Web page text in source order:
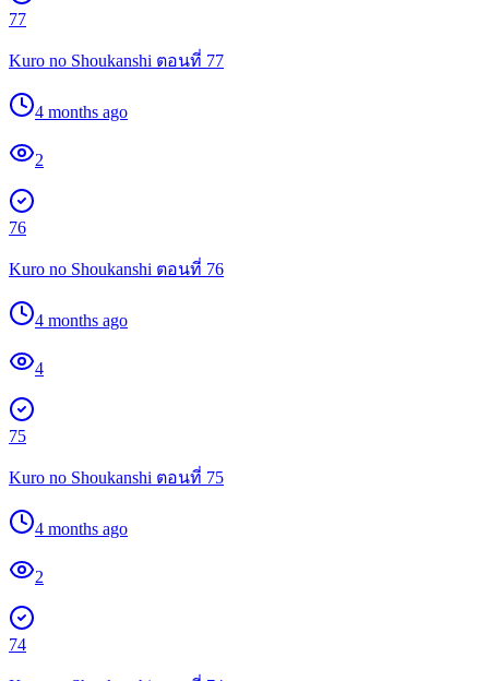
77
Kuro no Shoukanshi ตอนที่ 77
4 months ago
2
76
Kuro no Shoukanshi ตอนที่ 76
4 months ago
4
75
Kuro no Shoukanshi ตอนที่ 75
4 months ago
2
74